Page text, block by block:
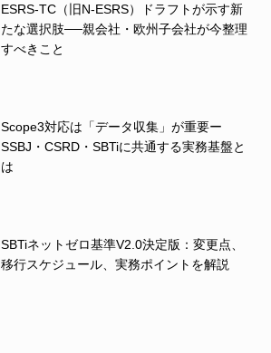
ESRS-TC（旧N-ESRS）ドラフトが示す新
たな選択肢──親会社・欧州子会社が今整理
すべきこと
Scope3対応は「データ収集」が重要ー
SSBJ・CSRD・SBTiに共通する実務基盤と
は
SBTiネットゼロ基準V2.0決定版：変更点、
移行スケジュール、実務ポイントを解説